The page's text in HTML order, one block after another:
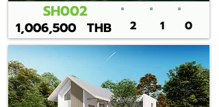
SH002
1,006,500 THB 2 1 0